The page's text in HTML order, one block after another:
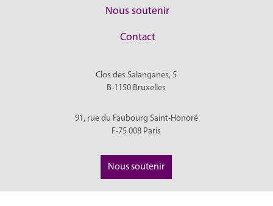
Nous soutenir
Contact
Clos des Salanganes, 5
B-1150 Bruxelles
91, rue du Faubourg Saint-Honoré
F-75 008 Paris
Nous soutenir